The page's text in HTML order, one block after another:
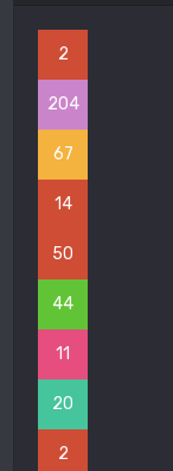
2
204
67
14
50
44
11
20
2